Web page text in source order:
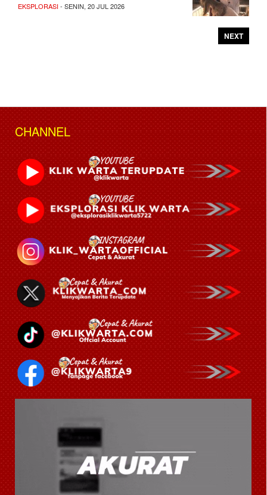
EKSPLORASI- SENIN, 20 JUL 2026
NEXT
CHANNEL